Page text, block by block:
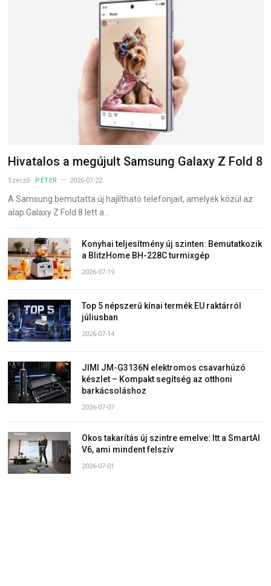
Hivatalos a megújult Samsung Galaxy Z Fold 8
Szerző: PÉTER 2026-07-22
A Samsung bemutatta új hajlítható telefonjait, amelyek közül az
alap Galaxy Z Fold 8 lett a…
Konyhai teljesítmény új szinten: Bemutatkozik
a BlitzHome BH-228C turmixgép
2026-07-19
Top 5 népszerű kínai termék EU raktárról
júliusban
2026-07-14
JIMI JM-G3136N elektromos csavarhúzó
készlet – Kompakt segítség az otthoni
barkácsoláshoz
2026-07-07
Okos takarítás új szintre emelve: Itt a SmartAI
V6, ami mindent felszív
2026-07-01